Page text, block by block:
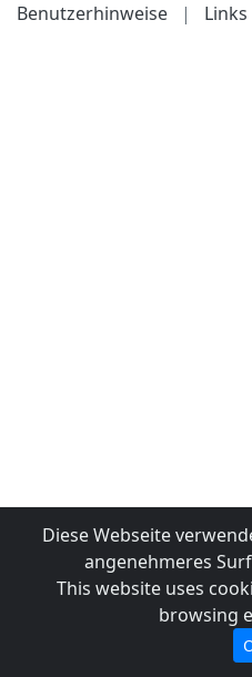
Benutzerhinweise
| Links
Diese Webseite
angenehmeres
This website uses
browsing